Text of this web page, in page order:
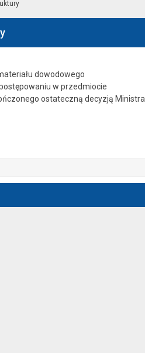
dowodowego
w przedmiocie
ostateczną decyzją Ministra